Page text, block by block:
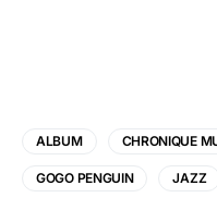
ALBUM CHRONIQUE
GOGO PENGUIN JAZZ